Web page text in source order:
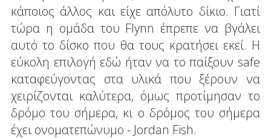
κάποιος άλλος και είχε απόλυτο δίκιο. Γιατί
τώρα η ομάδα του Flynn έπρεπε να βγάλει
αυτό το δίσκο που θα τους κρατήσει εκεί. Η
εύκολη επιλογή εδώ ήταν να το παίξουν safe
καταφεύγοντας στα υλικά που ξέρουν να
χειρίζονται καλύτερα, όμως προτίμησαν το
δρόμο του σήμερα, κι ο δρόμος του σήμερα
έχει ονοματεπώνυμο - Jordan Fish.